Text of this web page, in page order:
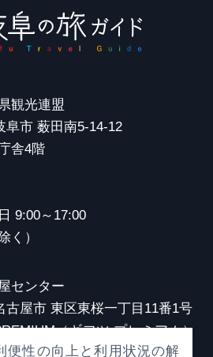
観光連盟
阜市 薮田南5-14-12
舎4階
9:00～17:00
く）
センター
古屋市 東区東桜一丁目11番1号
（ギフツ プレミアム）
便性の向上と利用状況の解